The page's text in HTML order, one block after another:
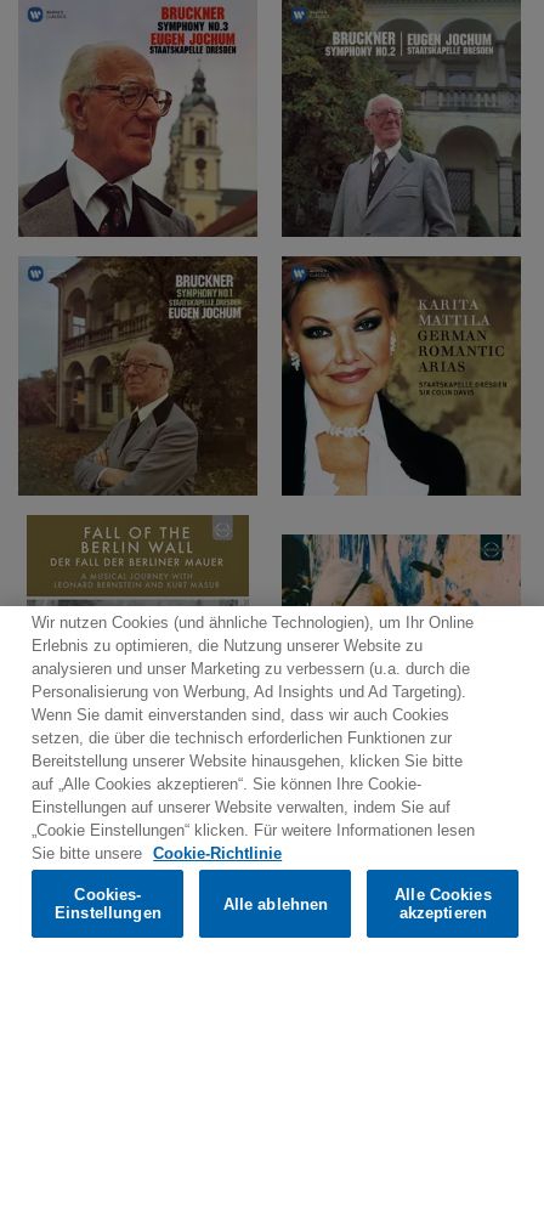
Would you prefer to visit our website in English?
Confirm
Wir nutzen Cookies (und ähnliche Technologien), um Ihr Online
Erlebnis zu optimieren, die Nutzung unserer Website zu
analysieren und unser Marketing zu verbessern (u.a. durch die
Personalisierung von Werbung, Ad Insights und Ad Targeting).
Wenn Sie damit einverstanden sind, dass wir auch Cookies
setzen, die über die technisch erforderlichen Funktionen zur
Bereitstellung unserer Website hinausgehen, klicken Sie bitte
auf „Alle Cookies akzeptieren“. Sie können Ihre Cookie-
Einstellungen auf unserer Website verwalten, indem Sie auf
„Cookie Einstellungen“ klicken. Für weitere Informationen lesen
Sie bitte unsere
Cookie-Richtlinie
Cookies-
Einstellungen
Alle ablehnen
Alle Cookies
akzeptieren